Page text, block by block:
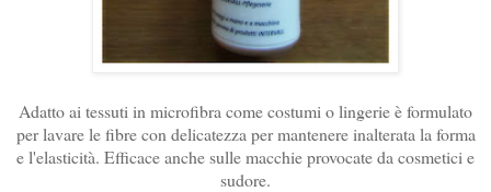
Adatto ai tessuti in microfibra come costumi o lingerie è formulato
per lavare le fibre con delicatezza per mantenere inalterata la forma
e l'elasticità. Efficace anche sulle macchie provocate da cosmetici e
sudore.